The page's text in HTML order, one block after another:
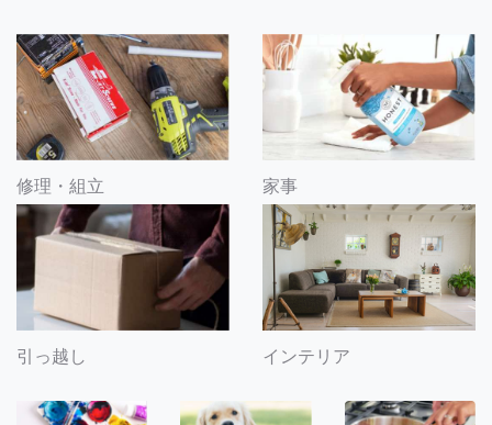
修理・組立 家事
引っ越し インテリア